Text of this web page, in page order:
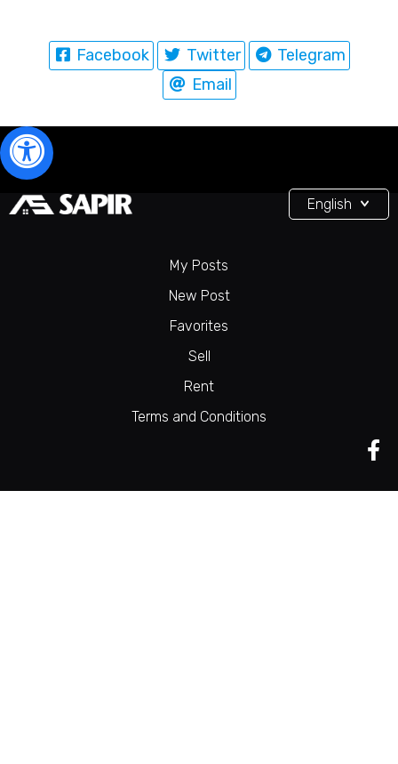
Facebook Twitter
Telegram
Email
My Posts
New Post
Favorites
Sell
Rent
Terms and Conditions
English